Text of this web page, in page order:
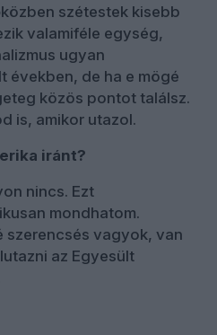
szétestek kisebb
valamiféle egység,
ugyan
években, de ha e mögé
közös pontot találsz.
is, amikor utazol.
iránt?
nincs. Ezt
mondhatom.
szerencsés vagyok, van
az Egyesült